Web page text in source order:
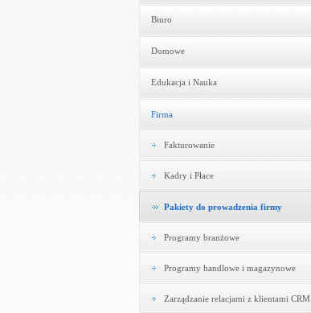
Biuro
Domowe
Edukacja i Nauka
Firma
Fakturowanie
Kadry i Płace
Pakiety do prowadzenia firmy
Programy branżowe
Programy handlowe i magazynowe
Zarządzanie relacjami z klientami CRM